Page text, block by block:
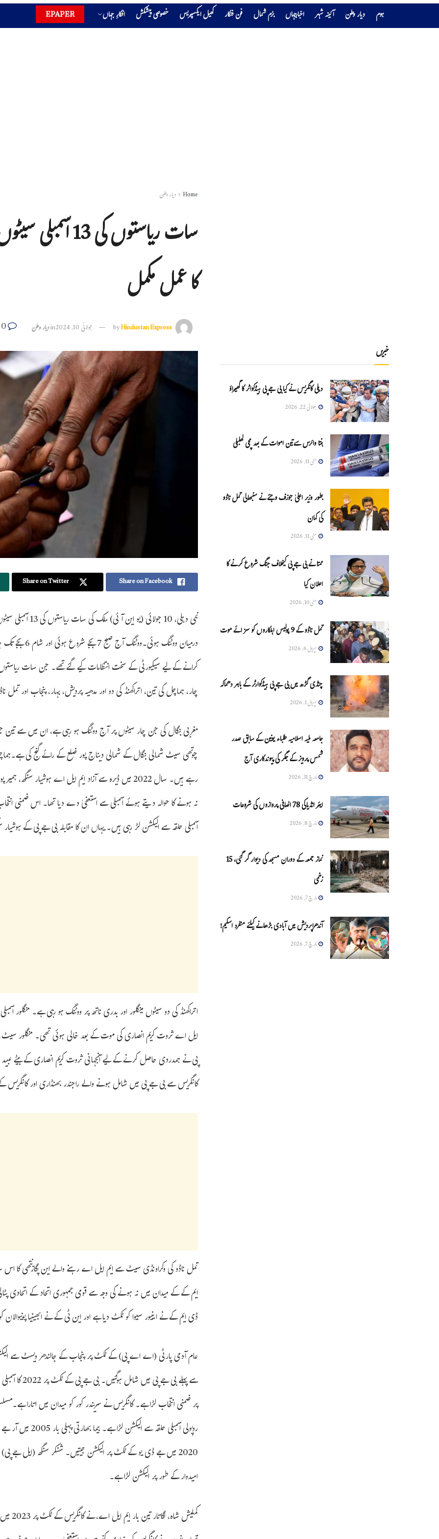
ہوم دیار وطن آئینہ شہر اخبارجہاں بزم شمال فن فنکار کھیل ایکسپریس خصوصی پیشکش افکارِ جہاں EPAPER
Home دیار وطن
سات ریاستوں کی
کا عمل مکمل
byHindustan Express جولائی 10, 2024 inدیار وطن
Share on Facebook
Share on Twitter
درمیان ووٹنگ
کرانے کے لیے سیکیورٹی کے سخت انتظامات کیے گئے تھے۔ جن سات
چار، ہماچل کی تین، اتراکھنڈ کی دو اور مدھیہ پردیش، بہار، پنجاب اور
مغربی بنگال کی جن چار سیٹوں پر آج ووٹنگ ہو رہی ہے، ان میں سے تین
چوتھی سیٹ شمالی بنگال کے شمالی دیناج پور ضلع کے رائے گنج کی
رہے ہیں۔ سال 2022 میں ڈیرہ سے آزاد ایم ایل اے
نہ ہونے کا حوالہ دیتے ہوئے اسمبلی سے استعفیٰ دے دیا تھا۔ اس ضمنی
اسمبلی حلقہ سے الیکشن لڑ رہی ہیں۔ یہاں ان کا مقابلہ بی جے پی کے
اتراکھنڈ کی دو سیٹوں مینگلور اور بدری ناتھ پر ووٹنگ ہو رہی ہے۔ منگلور
ایل اے ثروت کریم انصاری کی موت کے بعد خالی ہوئی تھی۔ منگلور
پی نے ہمدردی حاصل کرنے کے لیے آنجہانی ثروت کریم انصاری کے بیٹے
کانگریس سے بی جے پی میں شامل ہونے والے راجندر بھنڈاری اور
تمل ناڈو کی وکراونڈی سیٹ سے ایم ایل اے رہنے والے این پگازنتھی کا
ایم کے کے میدان میں نہ ہونے کی وجہ سے قومی جمہوری اتحاد کے اتحادی
ڈی ایم کے نے اینیور سیوا کو ٹکٹ دیا ہے اور این ٹی کے نے ابھینیا
سے پہلے بی
پر ضمنی انتخاب لڑا ہے۔ کانگریس نے سریندر کور کو میدان میں اتارا
2020 میں جے ڈی یو کے ٹکٹ پر الیکشن جیتیں۔ شنکر سنگھ (ایل جے
امیدوار کے طور پر الیکشن لڑا ہے۔
خبریں
دہلی کانگریس نے کیا بی جے پی ہیڈکواٹر کا گھیراؤ
جولائی 22, 2026
ہنتا وائرس سےتین اموات کے بعد مچی کھلبلی
مئی 11, 2026
بطور وزیر اعلیٰ جوزف وجئے نے سنبھالی تمل ناڈو
کی کمان
مئی 11, 2026
ممتا نے بی جے پی کیخلاف جنگ شروع کرنے کا
اعلان کیا
مئی 10, 2026
تمل ناڈو کے 9 پولیس اہلکاروں کو سزائے موت
اپریل 6, 2026
چنڈی گڑھ میں بی جے پی ہیڈکوارٹر کے باہر دھماکہ
اپریل 1, 2026
جامعہ ملیہ اسلامیہ طلباء یونین کے سابق صدر
شمس پرویز کے جگر کی پیوندکاری آج
مارچ 31, 2026
ایئر انڈیاکی 78 اضافی پروازوں کی شروعات
مارچ 8, 2026
نماز جمعہ کے دوران مسجد کی دیوار گر گئی، 15
زخمی
مارچ 7, 2026
آندھراپردیش میں آبادی بڑھانے کیلئے منفرد اسکیم!
مارچ 7, 2026